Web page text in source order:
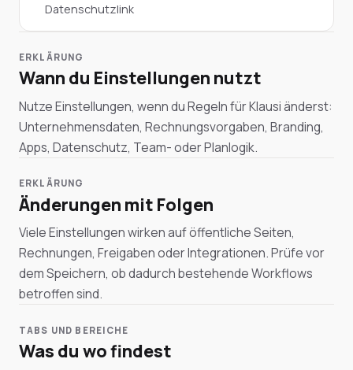
Datenschutzlink
ERKLÄRUNG
Wann du Einstellungen nutzt
Nutze Einstellungen, wenn du Regeln für Klausi änderst:
Unternehmensdaten, Rechnungsvorgaben, Branding,
Apps, Datenschutz, Team- oder Planlogik.
ERKLÄRUNG
Änderungen mit Folgen
Viele Einstellungen wirken auf öffentliche Seiten,
Rechnungen, Freigaben oder Integrationen. Prüfe vor
dem Speichern, ob dadurch bestehende Workflows
betroffen sind.
TABS UND BEREICHE
Was du wo findest